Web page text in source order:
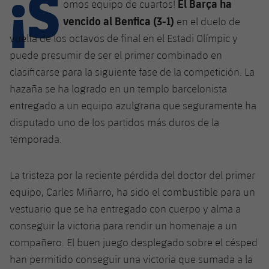
plusicon
más
Instalaciones
Spotify Camp Nou
Palau Blaugrana
Barça Cafe
Ciutat Esportiva
La Masia
plusicon
más
Servicios
plusicon
más
SUB13
SUB12
SUB11 A
SUB11 B
SUB10 A
SUB10 B
SUB9 B
SUB8 A
SUB13 B
SUB12 C
SUB11 C
Entradas
Gameday Shows
Resultados
Clasificación
Fotos
Historia
Palmarés
Base
Barça Atlètic
Cadete A
Cadete B
Infantil B
Mini
Campus Verano
Primer Equipo
plusicon
más
Actualidad
Calendario
Resultados
Clasificaciones
Jugadores
Barça Atlètic
plusicon
más
Actualidad
Resultados
Clasificaciones
Jugadores
Base
plusicon
más
Juvenil
Cadete A
Cadete B
PLUSICON
MÁS
plusicon
más
Actualidad
Calendario
plusicon
más
Actualidad
omos equipo de cuartos! El Barça ha
vencido al Benfica (3-1) en el duelo de
vuelta de los octavos de final en el Estadi Olímpic y
puede presumir de ser el primer combinado en
clasificarse para la siguiente fase de la competición. La
hazaña se ha logrado en un templo barcelonista
entregado a un equipo azulgrana que seguramente ha
disputado uno de los partidos más duros de la
temporada.
La tristeza por la reciente pérdida del doctor del primer
equipo, Carles Miñarro, ha sido el combustible para un
vestuario que se ha entregado con cuerpo y alma a
conseguir la victoria para rendir un homenaje a un
compañero. El buen juego desplegado sobre el césped
han permitido conseguir una victoria que sumada a la